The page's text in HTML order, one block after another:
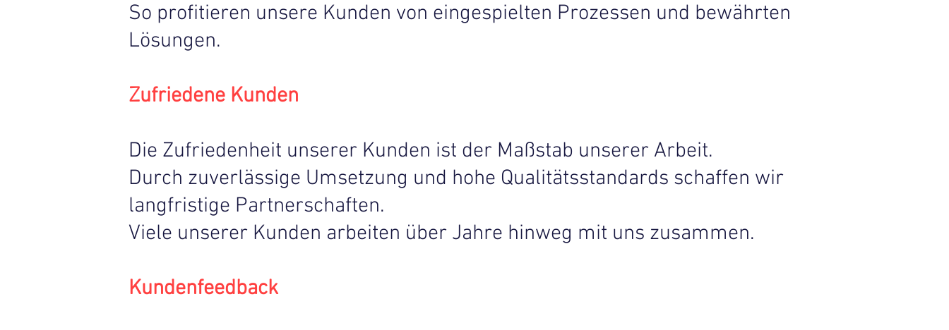
So profitieren unsere Kunden von eingespielten Prozessen und bewährten
Lösungen.
Zufriedene Kunden
Die Zufriedenheit unserer Kunden ist der Maßstab unserer Arbeit.
Durch zuverlässige Umsetzung und hohe Qualitätsstandards schaffen wir
langfristige Partnerschaften.
Viele unserer Kunden arbeiten über Jahre hinweg mit uns zusammen.
Kundenfeedback